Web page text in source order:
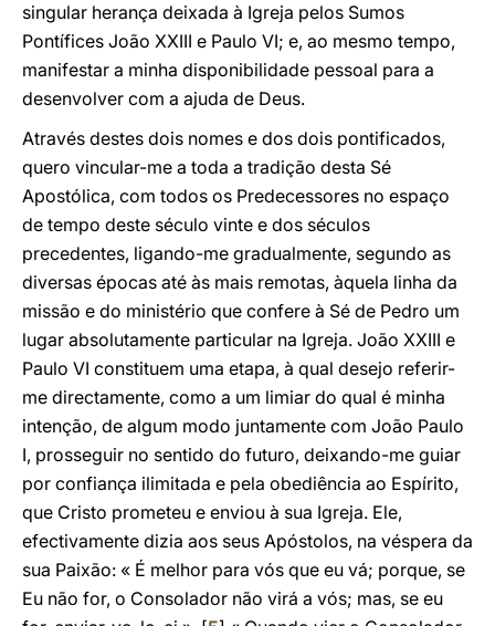
singular herança deixada à Igreja pelos Sumos
Pontífices João XXIII e Paulo VI; e, ao mesmo tempo,
manifestar a minha disponibilidade pessoal para a
desenvolver com a ajuda de Deus.
Através destes dois nomes e dos dois pontificados,
quero vincular-me a toda a tradição desta Sé
Apostólica, com todos os Predecessores no espaço
de tempo deste século vinte e dos séculos
precedentes, ligando-me gradualmente, segundo as
diversas épocas até às mais remotas, àquela linha da
missão e do ministério que confere à Sé de Pedro um
lugar absolutamente particular na Igreja. João XXIII e
Paulo VI constituem uma etapa, à qual desejo referir-
me directamente, como a um limiar do qual é minha
intenção, de algum modo juntamente com João Paulo
I, prosseguir no sentido do futuro, deixando-me guiar
por confiança ilimitada e pela obediência ao Espírito,
que Cristo prometeu e enviou à sua Igreja. Ele,
efectivamente dizia aos seus Apóstolos, na véspera da
sua Paixão: « É melhor para vós que eu vá; porque, se
Eu não for, o Consolador não virá a vós; mas, se eu